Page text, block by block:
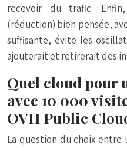
recevoir du trafic.
(réduction) bien pensée,
suffisante, évite les
ajouterait et retirerait des
Quel cloud pour
avec 10 000
OVH Public
La question du choix entre